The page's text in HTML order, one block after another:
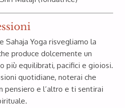
Photo 1
Yoga risvegliamo la
produce dolcemente un
più equilibrati, pacifici e gioiosi.
quotidiane, noterai che
pensiero e l’altro e ti sentirai